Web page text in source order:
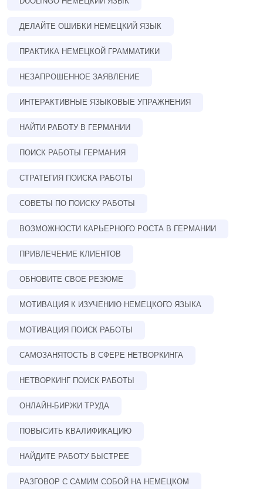
ДЕЛАЙТЕ ОШИБКИ НЕМЕЦКИЙ ЯЗЫК
ПРАКТИКА НЕМЕЦКОЙ ГРАММАТИКИ
НЕЗАПРОШЕННОЕ ЗАЯВЛЕНИЕ
ИНТЕРАКТИВНЫЕ ЯЗЫКОВЫЕ УПРАЖНЕНИЯ
НАЙТИ РАБОТУ В ГЕРМАНИИ
ПОИСК РАБОТЫ ГЕРМАНИЯ
СТРАТЕГИЯ ПОИСКА РАБОТЫ
СОВЕТЫ ПО ПОИСКУ РАБОТЫ
ВОЗМОЖНОСТИ КАРЬЕРНОГО РОСТА В ГЕРМАНИИ
ПРИВЛЕЧЕНИЕ КЛИЕНТОВ
ОБНОВИТЕ СВОЕ РЕЗЮМЕ
МОТИВАЦИЯ К ИЗУЧЕНИЮ НЕМЕЦКОГО ЯЗЫКА
МОТИВАЦИЯ ПОИСК РАБОТЫ
САМОЗАНЯТОСТЬ В СФЕРЕ НЕТВОРКИНГА
НЕТВОРКИНГ ПОИСК РАБОТЫ
ОНЛАЙН-БИРЖИ ТРУДА
ПОВЫСИТЬ КВАЛИФИКАЦИЮ
НАЙДИТЕ РАБОТУ БЫСТРЕЕ
РАЗГОВОР С САМИМ СОБОЙ НА НЕМЕЦКОМ